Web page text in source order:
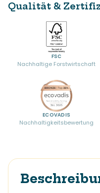
Qualität &
FSC
Nachhaltige Forstwirtschaft
ECOVADIS
Nachhaltigkeitsbewertung